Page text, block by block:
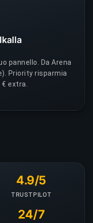
pannello. Da Arena
Priority risparmia
extra.
4.9/5
TRUSTPILOT
24/7